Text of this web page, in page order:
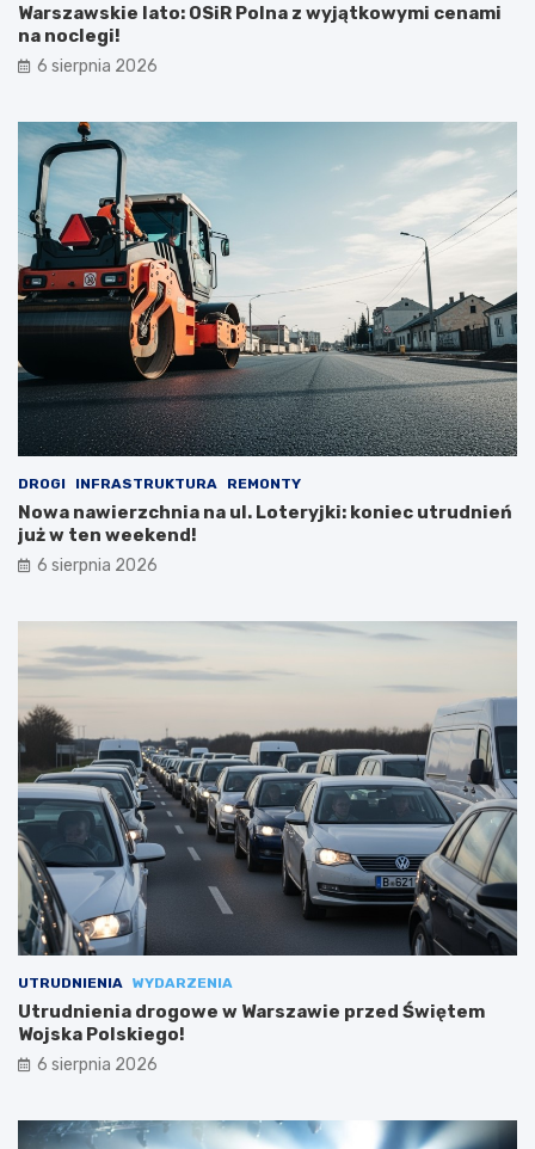
Warszawskie lato: OSiR Polna z wyjątkowymi cenami
na noclegi!
6 sierpnia 2026
DROGI INFRASTRUKTURA REMONTY
Nowa nawierzchnia na ul. Loteryjki: koniec utrudnień
już w ten weekend!
6 sierpnia 2026
UTRUDNIENIA WYDARZENIA
Utrudnienia drogowe w Warszawie przed Świętem
Wojska Polskiego!
6 sierpnia 2026